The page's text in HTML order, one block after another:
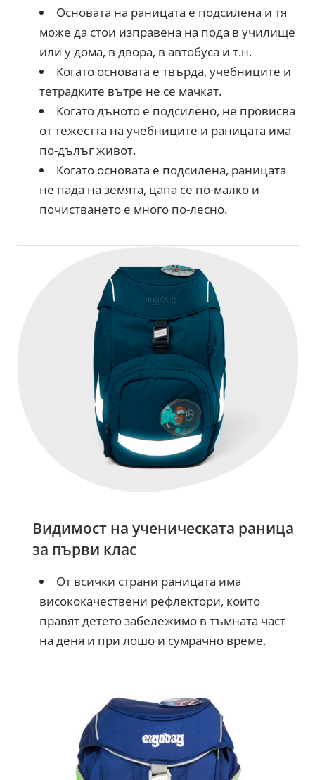
Основата на раницата е подсилена и тя
може да стои изправена на пода в училище
или у дома, в двора, в автобуса и т.н.
Когато основата е твърда, учебниците и
тетрадките вътре не се мачкат.
Когато дъното е подсилено, не провисва
от тежестта на учебниците и раницата има
по-дълъг живот.
Когато основата е подсилена, раницата
не пада на земята, цапа се по-малко и
почистването е много по-лесно.
Видимост на ученическата раница
за първи клас
От всички страни раницата има
висококачествени рефлектори, които
правят детето забележимо в тъмната част
на деня и при лошо и сумрачно време.